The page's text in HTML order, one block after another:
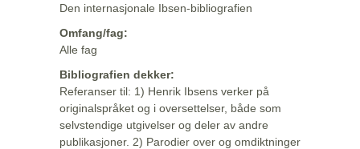
Den internasjonale Ibsen-bibliografien
Omfang/fag:
Alle fag
Bibliografien dekker:
Referanser til: 1) Henrik Ibsens verker på
originalspråket og i oversettelser, både som
selvstendige utgivelser og deler av andre
publikasjoner. 2) Parodier over og omdiktninger